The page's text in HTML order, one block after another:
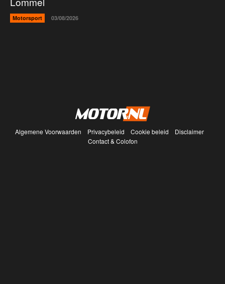
Motorsport 03/08/2026
Algemene Voorwaarden Privacybeleid Cookie beleid
Disclaimer
Contact & Colofon